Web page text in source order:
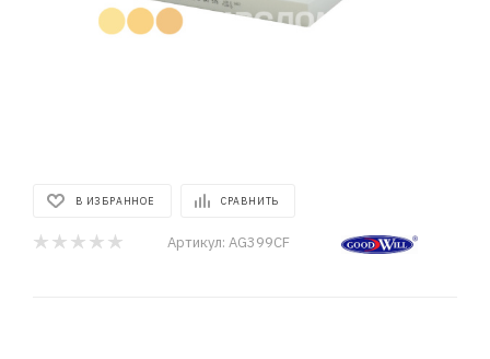
В ИЗБРАННОЕ СРАВНИТЬ
Артикул: AG399CF